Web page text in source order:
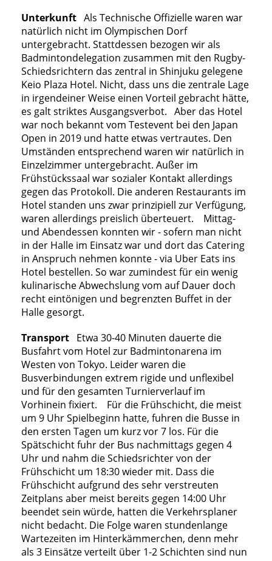
Unterkunft Als Technische Offizielle waren war
natürlich nicht im Olympischen Dorf
untergebracht. Stattdessen bezogen wir als
Badmintondelegation zusammen mit den Rugby-
Schiedsrichtern das zentral in Shinjuku gelegene
Keio Plaza Hotel. Nicht, dass uns die zentrale Lage
in irgendeiner Weise einen Vorteil gebracht hätte,
es galt striktes Ausgangsverbot. Aber das Hotel
war noch bekannt vom Testevent bei den Japan
Open in 2019 und hatte etwas vertrautes. Den
Umständen entsprechend waren wir natürlich in
Einzelzimmer untergebracht. Außer im
Frühstückssaal war sozialer Kontakt allerdings
gegen das Protokoll. Die anderen Restaurants im
Hotel standen uns zwar prinzipiell zur Verfügung,
waren allerdings preislich überteuert. Mittag-
und Abendessen konnten wir - sofern man nicht
in der Halle im Einsatz war und dort das Catering
in Anspruch nehmen konnte - via Uber Eats ins
Hotel bestellen. So war zumindest für ein wenig
kulinarische Abwechslung vom auf Dauer doch
recht eintönigen und begrenzten Buffet in der
Halle gesorgt.
Transport Etwa 30-40 Minuten dauerte die
Busfahrt vom Hotel zur Badmintonarena im
Westen von Tokyo. Leider waren die
Busverbindungen extrem rigide und unflexibel
und für den gesamten Turnierverlauf im
Vorhinein fixiert. Für die Frühschicht, die meist
um 9 Uhr Spielbeginn hatte, fuhren die Busse in
den ersten Tagen um kurz vor 7 los. Für die
Spätschicht fuhr der Bus nachmittags gegen 4
Uhr und nahm die Schiedsrichter von der
Frühschicht um 18:30 wieder mit. Dass die
Frühschicht aufgrund des sehr verstreuten
Zeitplans aber meist bereits gegen 14:00 Uhr
beendet sein würde, hatten die Verkehrsplaner
nicht bedacht. Die Folge waren stundenlange
Wartezeiten im Hinterkämmerchen, denn mehr
als 3 Einsätze verteilt über 1-2 Schichten sind nun